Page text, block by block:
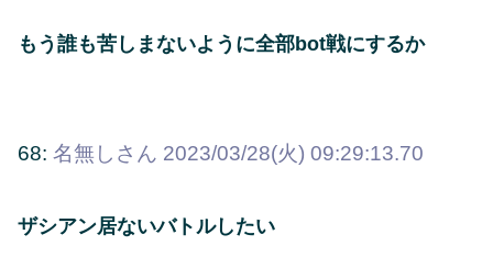
もう誰も苦しまないように全部bot戦にするか
68: 名無しさん 2023/03/28(火) 09:29:13.70
ザシアン居ないバトルしたい